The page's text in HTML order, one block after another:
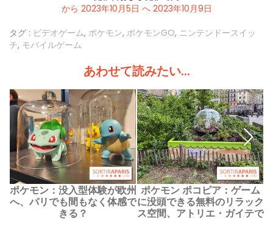
から 2023年10月5日 へ 2023年10月9日
タグ : ビデオゲーム, ポケモン, ポケモンGO, ニンテンドースイッ
チ, モバイルゲーム
あわせて読みたい...
ポケモン：没入型体験が欧州
へ、パリでも間もなく体感で
きる？
ポケモン ポコピア：ゲーム
に没頭できる無料のリラック
ス空間、アトリエ・ガイテで